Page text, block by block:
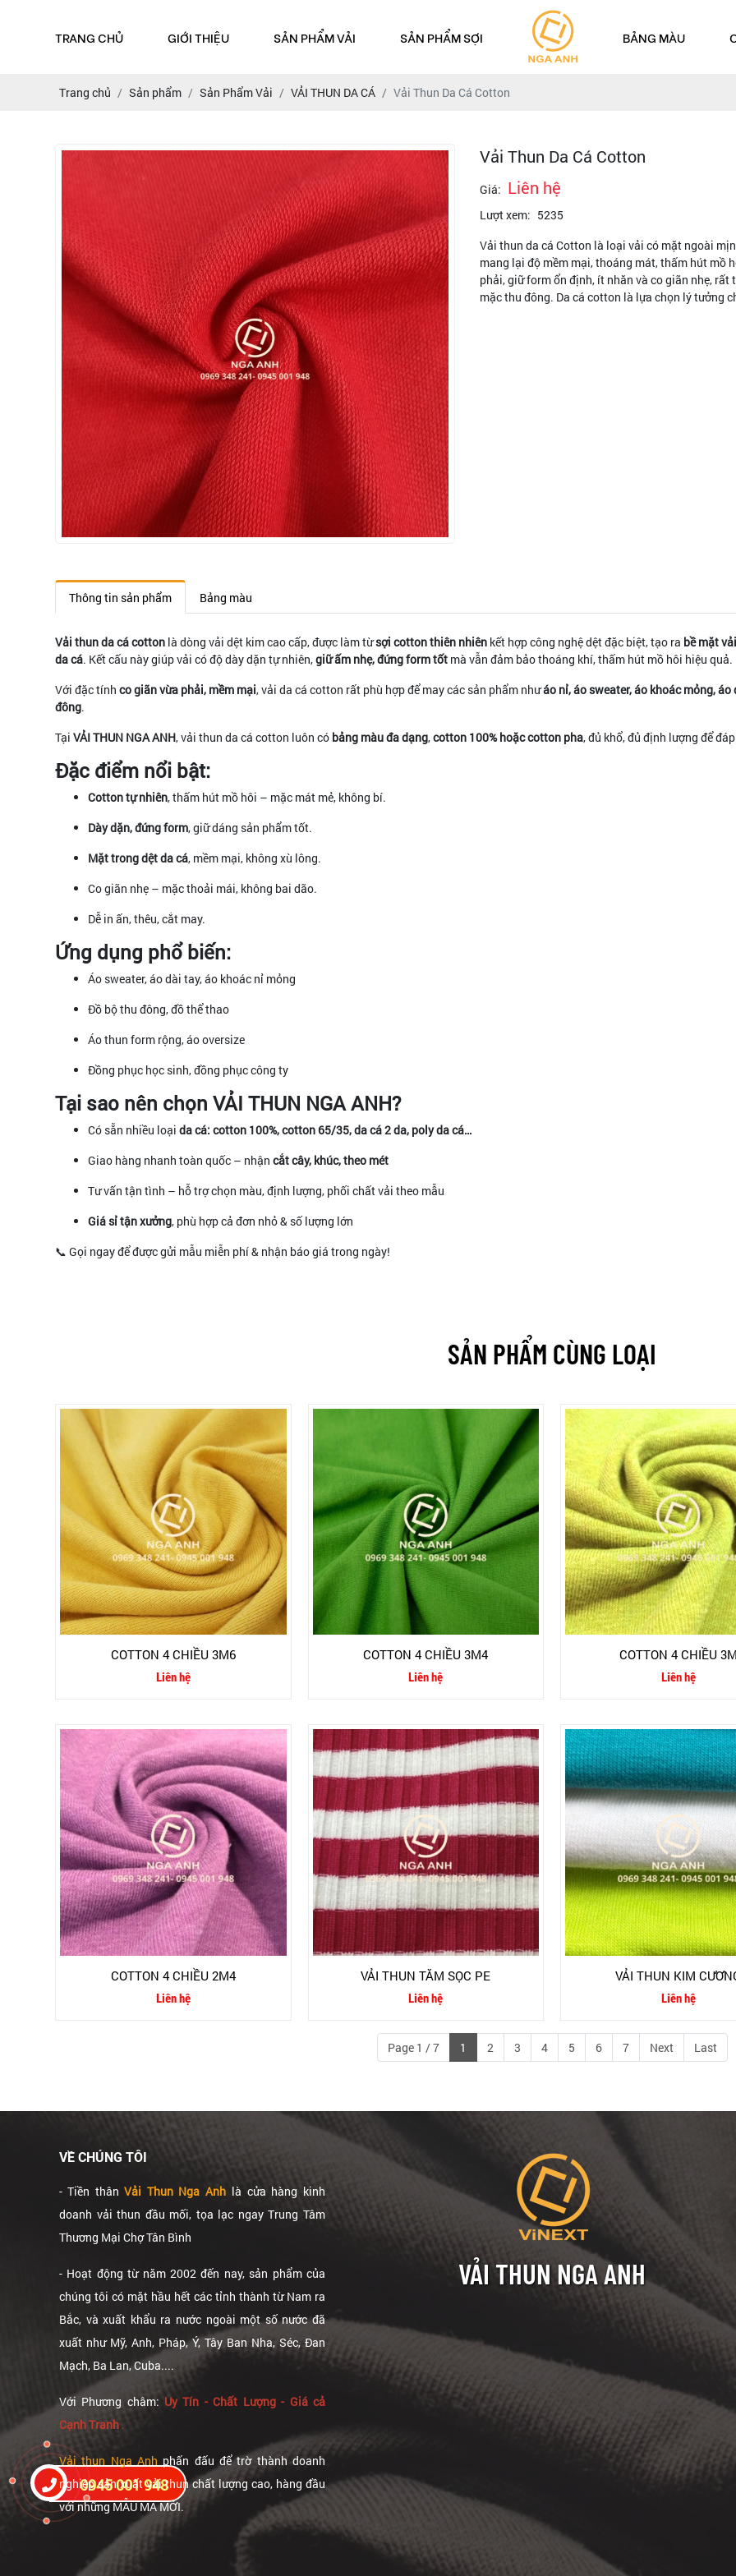
TRANG CHỦ GIỚI THIỆU SẢN PHẨM VẢI SẢN PHẨM SỢI BẢNG MÀU
Trang chủ Sản phẩm Sản Phẩm Vải VẢI THUN DA CÁ Vải Thun Da Cá Cotton
Vải Thun Da Cá Cotton
Giá: Liên hệ
Lượt xem: 5235
Vải thun da cá Cotton là loại vải có mặt ngoài
mang lại độ mềm mại, thoáng mát, thấm hút mồ
phải, giữ form ổn định, ít nhăn và co giãn nhẹ,
mặc thu đông. Da cá cotton là lựa chọn lý tưởng
Thông tin sản phẩm Bảng màu
Vải thun da cá cotton là dòng vải dệt kim cao cấp, được làm từsợi cotton thiên nhiên kết hợp công nghệ dệt đặc biệt, tạo ra bề mặt
da cá. Kết cấu này giúp vải có độ dày dặn tự nhiên,giữ ấm nhẹ, đứng form tốt mà vẫn đảm bảo thoáng khí, thấm hút mồ hôi hiệu quả.
Với đặc tính co giãn vừa phải, mềm mại, vải da cá cotton rất phù hợp để may các sản phẩm nhưáo nỉ, áo sweater, áo khoác mỏng,
đông.
Tại VẢI THUN NGA ANH, vải thun da cá cotton luôn có bảng màu đa dạng,cotton 100% hoặc cotton pha, đủ khổ, đủ định lượng để
Đặc điểm nổi bật:
Cotton tự nhiên, thấm hút mồ hôi – mặc mát mẻ, không bí.
Dày dặn, đứng form, giữ dáng sản phẩm tốt.
Mặt trong dệt da cá, mềm mại, không xù lông.
Co giãn nhẹ – mặc thoải mái, không bai dão.
Dễ in ấn, thêu, cắt may.
Ứng dụng phổ biến:
Áo sweater, áo dài tay, áo khoác nỉ mỏng
Đồ bộ thu đông, đồ thể thao
Áo thun form rộng, áo oversize
Đồng phục học sinh, đồng phục công ty
Tại sao nên chọn VẢI THUN NGA ANH?
Có sẵn nhiều loại da cá: cotton 100%, cotton 65/35, da cá 2 da, poly da cá…
Giao hàng nhanh toàn quốc – nhận cắt cây, khúc, theo mét
Tư vấn tận tình – hỗ trợ chọn màu, định lượng, phối chất vải theo mẫu
Giá sỉ tận xưởng, phù hợp cả đơn nhỏ & số lượng lớn
📞 Gọi ngay để được gửi mẫu miễn phí & nhận báo giá trong ngày!
SẢN PHẨM CÙNG LOẠI
COTTON 4 CHIỀU 3M6
Liên hệ
COTTON 4 CHIỀU 3M4
Liên hệ
COTTON 4 CHIỀU 3M
Liên hệ
COTTON 4 CHIỀU 2M4
Liên hệ
VẢI THUN TĂM SỌC PE
Liên hệ
VẢI THUN KIM
Liên hệ
Page 1 / 7 1 2 3 4 5 6 7 Next Last
VỀ CHÚNG TÔI
- Tiền thân Vải Thun Nga Anh là cửa hàng kinh
doanh vải thun đầu mối, tọa lạc ngay Trung Tâm
Thương Mại Chợ Tân Bình
- Hoạt động từ năm 2002 đến nay, sản phẩm của
chúng tôi có mặt hầu hết các tỉnh thành từ Nam ra
Bắc, và xuất khẩu ra nước ngoài một số nước đã
xuất như Mỹ, Anh, Pháp, Ý, Tây Ban Nha, Séc, Đan
Mạch, Ba Lan, Cuba....
Với Phương châm: Uy Tín - Chất Lượng - Giá cả
Cạnh Tranh .
Vải thun Nga Anh phấn đấu để trờ thành doanh
nghiệp sản xuất vải thun chất lượng cao, hàng đầu
với những MẪU MÃ MỚI.
VẢI THUN NGA ANH
0945 001 948